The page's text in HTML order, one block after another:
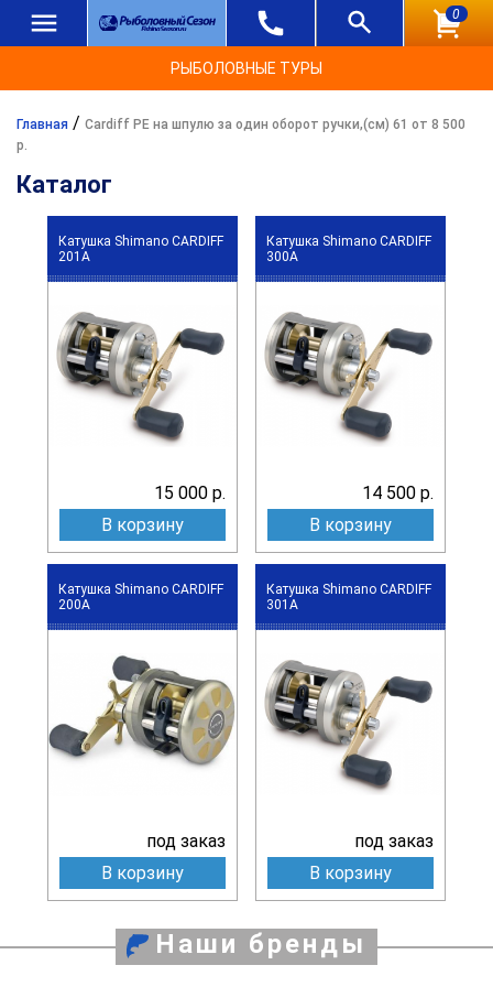
0
РЫБОЛОВНЫЕ ТУРЫ
Главная / Cardiff PE на шпулю за один оборот ручки,(см) 61 от 8 500
р.
Каталог
Катушка Shimano CARDIFF
201A
15 000 р.
В корзину
Катушка Shimano CARDIFF
300A
14 500 р.
В корзину
Катушка Shimano CARDIFF
200A
под заказ
В корзину
Катушка Shimano CARDIFF
301A
под заказ
В корзину
Наши бренды